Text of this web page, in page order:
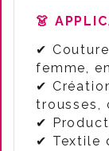
👗
✔
femme,
✔
trousses,
✔
✔ Textile